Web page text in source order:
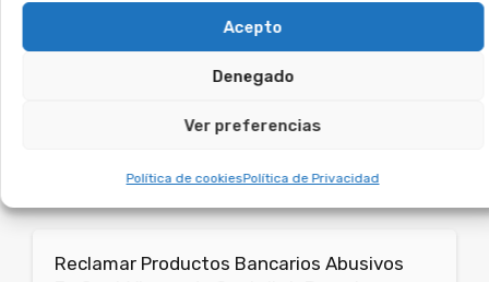
Acepto
Denegado
Ver preferencias
Política de cookiesPolítica de Privacidad
En Palafolls, Barcelona
Reclamar Productos Bancarios Abusivos